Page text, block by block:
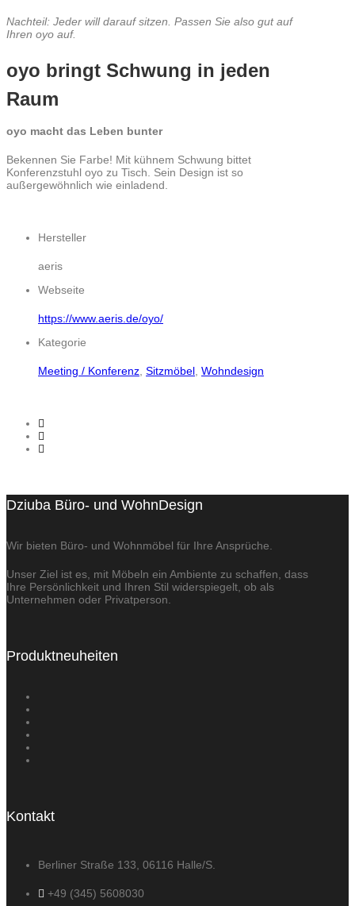
Nachteil: Jeder will darauf sitzen. Passen Sie also gut auf
Ihren oyo auf.
oyo bringt Schwung in jeden
Raum
oyo macht das Leben bunter
Bekennen Sie Farbe! Mit kühnem Schwung bittet
Konferenzstuhl oyo zu Tisch. Sein Design ist so
außergewöhnlich wie einladend.
Hersteller
aeris
Webseite
https://www.aeris.de/oyo/
Kategorie
Meeting / Konferenz Sitzmöbel Wohndesign
Dziuba Büro- und WohnDesign
Wir bieten Büro- und Wohnmöbel für Ihre Ansprüche.
Unser Ziel ist es, mit Möbeln ein Ambiente zu schaffen, dass
Ihre Persönlichkeit und Ihren Stil widerspiegelt, ob als
Unternehmen oder Privatperson.
Produktneuheiten
Kontakt
Berliner Straße 133, 06116 Halle/S.
+49 (345) 5608030